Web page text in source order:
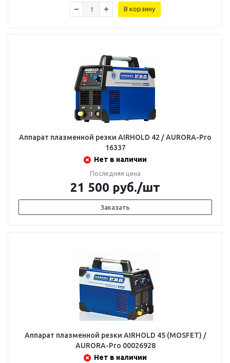
В корзину
Аппарат плазменной резки AIRHOLD 42 / AURORA-Pro
16337
Нет в наличии
Последняя цена
21 500 руб./шт
Заказать
Аппарат плазменной резки AIRHOLD 45 (MOSFET) /
AURORA-Pro 00026928
Нет в наличии